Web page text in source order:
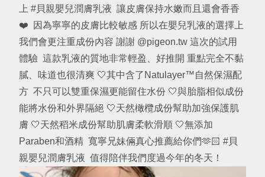
上 #貝親嬰兒潤膚乳液  讓皮膚保持水嫩而且還會香香
❤️  因為寧寧的皮膚比較敏感 所以在嬰兒乳液的選擇上
我們會更注重成份內容 謝謝 @pigeon.tw 這次的試用
體驗  這款乳液的質地非常輕盈、好推開 重點完全不黏
膩、味道也很清爽 🤍其中含了Natulayer™自然保濕配
方  不只可以雙重保濕更能留住水份 🤍與胎脂相似成份
能將水份和外界隔絕 🤍天然橄欖成份幫助加強保護肌
膚 🤍天然稻米成份幫助肌膚柔軟滑順 🤍無添加
Paraben和酒精  寬寧兄妹倆真心推薦給你們🫶🏻 #貝
親嬰兒潤膚乳液  值得陪伴我們度過今年的冬天！